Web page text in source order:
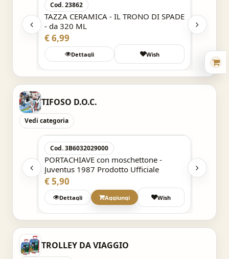
Cod. 23862
TAZZA CERAMICA - IL TRONO DI SPADE
- da 320 ML
€ 6,99
Dettagli Wish
DI
TIFOSO D.O.C.
Vedi categoria
Cod. 3B6032029000
PORTACHIAVE con moschettone -
Juventus 1987 Prodotto Ufficiale
€ 5,90
Dettagli Aggiungi Wish
inciso
TROLLEY DA VIAGGIO